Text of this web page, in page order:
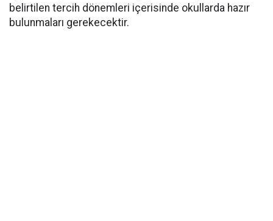
belirtilen tercih dönemleri içerisinde okullarda hazır
bulunmaları gerekecektir.